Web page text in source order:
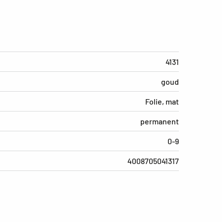
4131
goud
Folie, mat
permanent
0-9
4008705041317